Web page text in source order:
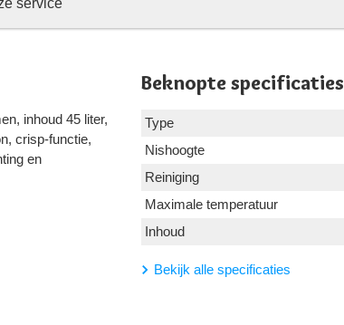
service
inhoud 45 liter,
crisp-functie,
en
Beknopte specificaties
Type
Nishoogte
Reiniging
Maximale temperatuur
Inhoud
Bekijk alle specificaties